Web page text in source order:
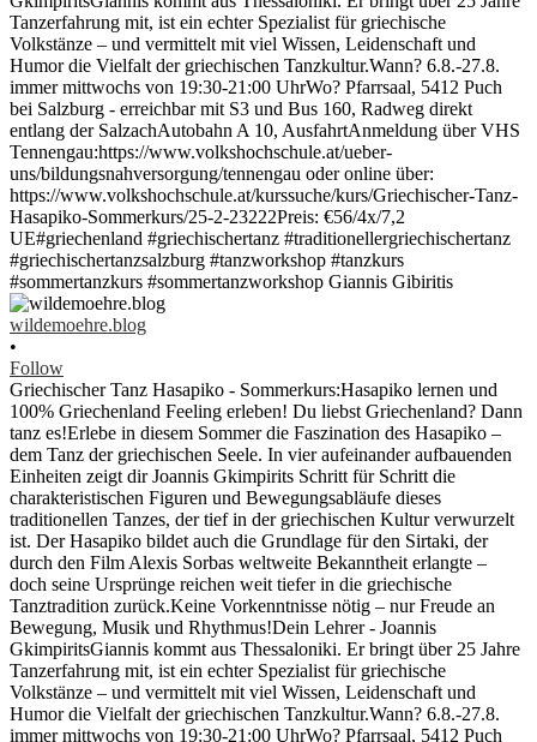
wildemoehre.blog
•
Follow
Griechischer Tanz Hasapiko - Sommerkurs:Hasapiko lernen und
100% Griechenland Feeling erleben! Du liebst Griechenland? Dann
tanz es!Erlebe in diesem Sommer die Faszination des Hasapiko –
dem Tanz der griechischen Seele. In vier aufeinander aufbauenden
Einheiten zeigt dir Joannis Gkimpirits Schritt für Schritt die
charakteristischen Figuren und Bewegungsabläufe dieses
traditionellen Tanzes, der tief in der griechischen Kultur verwurzelt
ist. Der Hasapiko bildet auch die Grundlage für den Sirtaki, der
durch den Film Alexis Sorbas weltweite Bekanntheit erlangte –
doch seine Ursprünge reichen weit tiefer in die griechische
Tanztradition zurück.Keine Vorkenntnisse nötig – nur Freude an
Bewegung, Musik und Rhythmus!Dein Lehrer - Joannis
GkimpiritsGiannis kommt aus Thessaloniki. Er bringt über 25 Jahre
Tanzerfahrung mit, ist ein echter Spezialist für griechische
Volkstänze – und vermittelt mit viel Wissen, Leidenschaft und
Humor die Vielfalt der griechischen Tanzkultur.Wann? 6.8.-27.8.
immer mittwochs von 19:30-21:00 UhrWo? Pfarrsaal, 5412 Puch